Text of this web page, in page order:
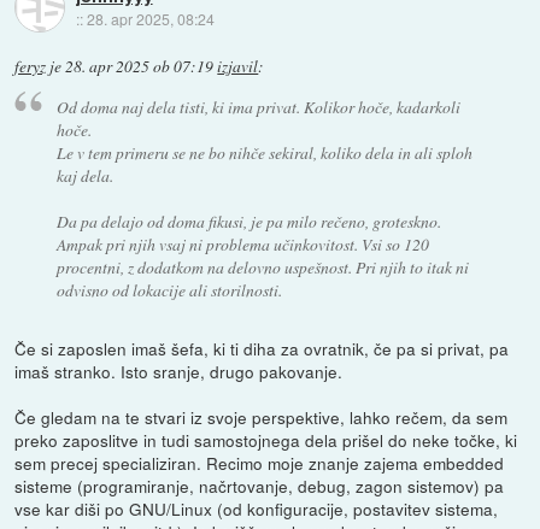
::28. apr 2025, 08:24
feryz je28. apr 2025 ob 07:19izjavil:
Od doma naj dela tisti, ki ima privat. Kolikor hoče, kadarkoli
hoče.
Le v tem primeru se ne bo nihče sekiral, koliko dela in ali sploh
kaj dela.
Da pa delajo od doma fikusi, je pa milo rečeno, groteskno.
Ampak pri njih vsaj ni problema učinkovitost. Vsi so 120
procentni, z dodatkom na delovno uspešnost. Pri njih to itak ni
odvisno od lokacije ali storilnosti.
Če si zaposlen imaš šefa, ki ti diha za ovratnik, če pa si privat, pa
imaš stranko. Isto sranje, drugo pakovanje.
Če gledam na te stvari iz svoje perspektive, lahko rečem, da sem
preko zaposlitve in tudi samostojnega dela prišel do neke točke, ki
sem precej specializiran. Recimo moje znanje zajema embedded
sisteme (programiranje, načrtovanje, debug, zagon sistemov) pa
vse kar diši po GNU/Linux (od konfiguracije, postavitev sistema,